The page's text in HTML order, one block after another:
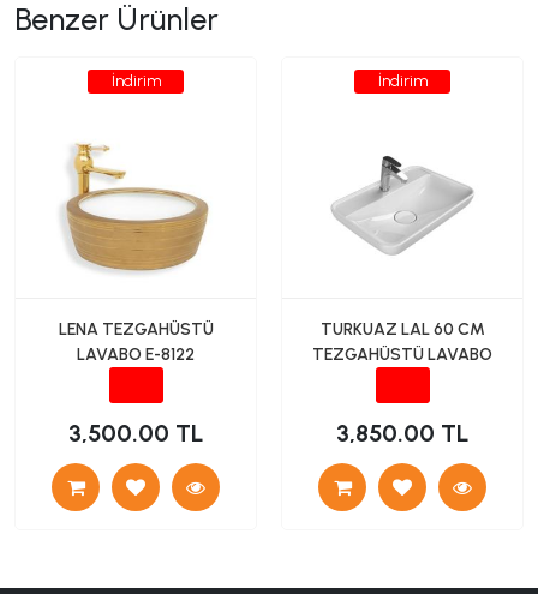
Benzer Ürünler
İndirim
LENA TEZGAHÜSTÜ
LAVABO E-8122
3,500.00 TL
İndirim
TURKUAZ LAL 60 CM
TEZGAHÜSTÜ LAVABO
3,850.00 TL